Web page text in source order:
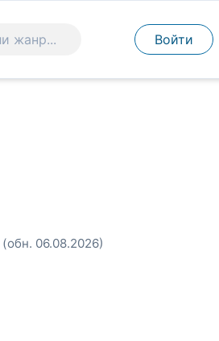
Войти
(обн. 06.08.2026)